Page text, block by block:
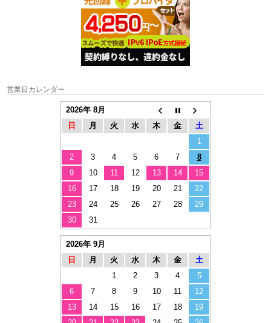
営業日カレンダー
2026年 8月
日
月 火 水 木 金
土
1
2
3 4 5 6 7
8
9
10 11 12 13 14
15
16
17 18 19 20 21
22
23
24 25 26 27 28
29
30
31
2026年 9月
日
月 火 水 木 金
土
1
2 3 4
5
6
7 8 9 10 11
12
13
14 15 16 17 18
19